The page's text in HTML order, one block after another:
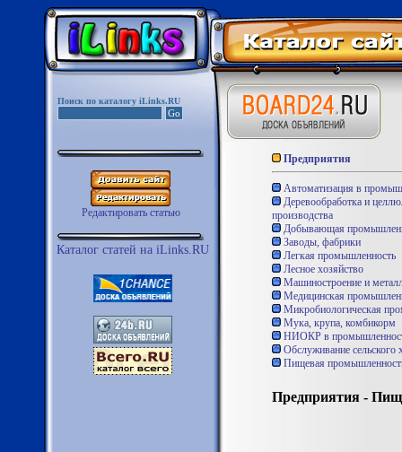
Поиск по каталогу iLinks.RU
Редактировать статью
Каталог статей на iLinks.RU
Предприятия
Автоматизация в
Деревообработка и
производства
Добывающая
Заводы, фабрики
Легкая промышленность
Лесное хозяйство
Машиностроение и
Медицинская
Микробиологическая
Мука, крупа, комбикорм
НИОКР в
Обслуживание сельского
Пищевая
Предприятия -